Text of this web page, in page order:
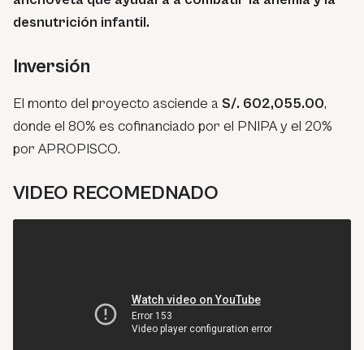
desnutrición infantil.
Inversión
El monto del proyecto asciende a S/. 602,055.00,
donde el 80% es cofinanciado por el PNIPA y el 20%
por APROPISCO.
VIDEO RECOMEDNADO